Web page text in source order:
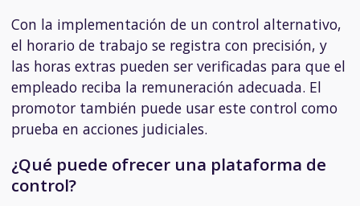
Con la implementación de un control alternativo,
el horario de trabajo se registra con precisión, y
las horas extras pueden ser verificadas para que el
empleado reciba la remuneración adecuada. El
promotor también puede usar este control como
prueba en acciones judiciales.
¿Qué puede ofrecer una plataforma de
control?